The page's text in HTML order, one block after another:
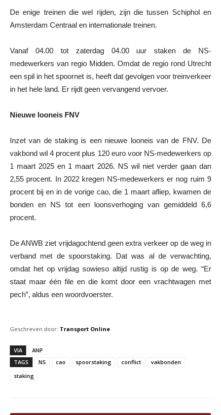
De enige treinen die wel rijden, zijn die tussen Schiphol en
Amsterdam Centraal en internationale treinen.
Vanaf 04.00 tot zaterdag 04.00 uur staken de NS-
medewerkers van regio Midden. Omdat de regio rond Utrecht
een spil in het spoornet is, heeft dat gevolgen voor treinverkeer
in het hele land. Er rijdt geen vervangend vervoer.
Nieuwe looneis FNV
Inzet van de staking is een nieuwe looneis van de FNV. De
vakbond wil 4 procent plus 120 euro voor NS-medewerkers op
1 maart 2025 en 1 maart 2026. NS wil niet verder gaan dan
2,55 procent. In 2022 kregen NS-medewerkers er nog ruim 9
procent bij en in de vorige cao, die 1 maart afliep, kwamen de
bonden en NS tot een loonsverhoging van gemiddeld 6,6
procent.
De ANWB ziet vrijdagochtend geen extra verkeer op de weg in
verband met de spoorstaking. Dat was al de verwachting,
omdat het op vrijdag sowieso altijd rustig is op de weg. “Er
staat maar één file en die komt door een vrachtwagen met
pech”, aldus een woordvoerster.
Geschreven door: Transport Online
VIA
ANP
TAGS
NS cao spoorstaking conflict
vakbonden
staking